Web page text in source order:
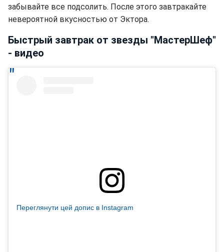
забывайте все подсолить. После этого завтракайте
невероятной вкусностью от Эктора.
Быстрый завтрак от звезды "МастерШеф"
- видео
Переглянути цей допис в Instagram